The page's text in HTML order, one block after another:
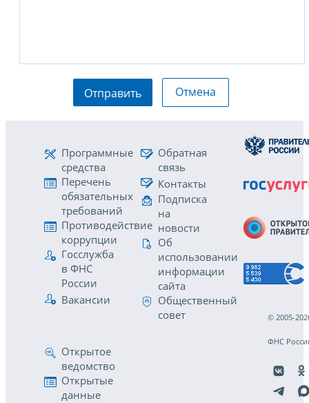
Отправить Отмена
Программные
средства
Перечень
обязательных
требований
Противодействие
коррупции
Госслужба
в ФНС
России
Вакансии
Обратная
связь
Контакты
Подписка
на
новости
Об
использовании
информации
сайта
Общественный
совет
Открытое
ведомство
Открытые
данные
© 2005-
ФНС